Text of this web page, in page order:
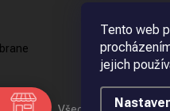
Tento web
jejich